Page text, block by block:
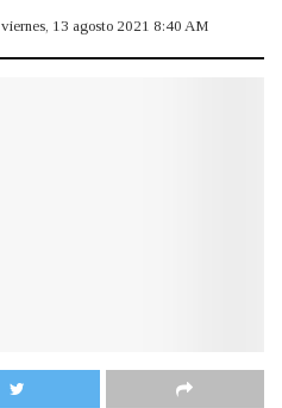
viernes, 13 agosto 2021 8:40 AM